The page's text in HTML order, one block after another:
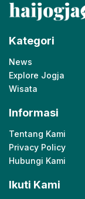
Kategori
News
Explore Jogja
Wisata
Informasi
Tentang Kami
Privacy Policy
Hubungi Kami
Ikuti Kami